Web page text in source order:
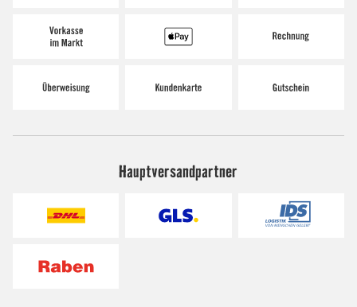
Hauptversandpartner